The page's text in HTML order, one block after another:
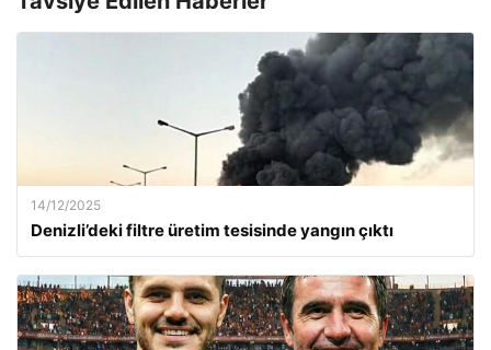
14/12/2025
Denizli’deki filtre üretim tesisinde yangın çıktı